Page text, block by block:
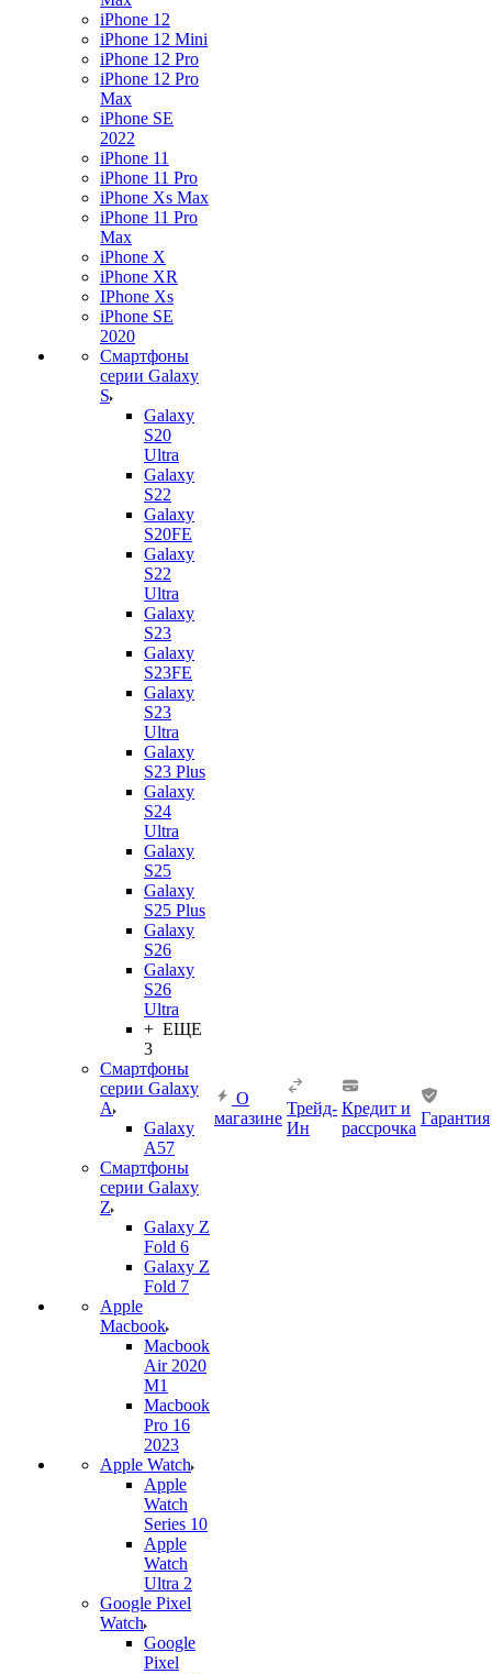
iPhone 12
iPhone 12 Mini
iPhone 12 Pro
iPhone 12 Pro
Max
iPhone SE
2022
iPhone 11
iPhone 11 Pro
iPhone Xs Max
iPhone 11 Pro
Max
iPhone X
iPhone XR
IPhone Xs
iPhone SE
2020
Смартфоны
серии Galaxy
S
Galaxy
S20
Ultra
Galaxy
S22
Galaxy
S20FE
Galaxy
S22
Ultra
Galaxy
S23
Galaxy
S23FE
Galaxy
S23
Ultra
Galaxy
S23 Plus
Galaxy
S24
Ultra
Galaxy
S25
Galaxy
S25 Plus
Galaxy
S26
Galaxy
S26
Ultra
+ ЕЩЕ
3
Смартфоны
серии Galaxy
A
Galaxy
A57
Смартфоны
серии Galaxy
Z
Galaxy Z
Fold 6
Galaxy Z
Fold 7
Apple
Macbook
Macbook
Air 2020
M1
Macbook
Pro 16
2023
Apple Watch
Apple
Watch
Series 10
Apple
Watch
Ultra 2
Google Pixel
Watch
Google
Pixel
О
магазине
Трейд-
Ин
Кредит и
рассрочка
Гарантия